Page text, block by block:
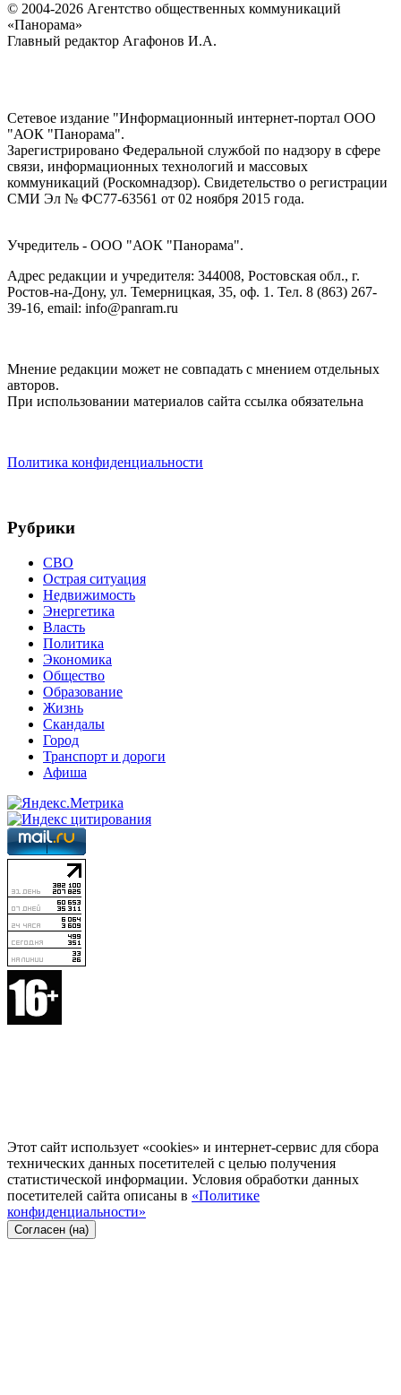
© 2004-2026 Агентство общественных коммуникаций
«Панорама»
Главный редактор Агафонов И.А.
Сетевое издание "Информационный интернет-портал ООО
"АОК "Панорама".
Зарегистрировано Федеральной службой по надзору в сфере
связи, информационных технологий и массовых
коммуникаций (Роскомнадзор). Cвидетельство о регистрации
СМИ Эл № ФС77-63561 от 02 ноября 2015 года.
Учредитель - ООО "АОК "Панорама".
Адрес редакции и учредителя: 344008, Ростовская обл., г.
Ростов-на-Дону, ул. Темерницкая, 35, оф. 1. Тел. 8 (863) 267-
39-16, email: info@panram.ru
Мнение редакции может не совпадать с мнением отдельных
авторов.
При использовании материалов сайта ссылка обязательна
Политика конфиденциальности
Рубрики
СВО
Острая ситуация
Недвижимость
Энергетика
Власть
Политика
Экономика
Общество
Образование
Жизнь
Скандалы
Город
Транспорт и дороги
Афиша
Этот сайт использует «cookies» и интернет-сервис для сбора
технических данных посетителей с целью получения
статистической информации. Условия обработки данных
посетителей сайта описаны в «Политике
конфиденциальности»
Согласен (на)